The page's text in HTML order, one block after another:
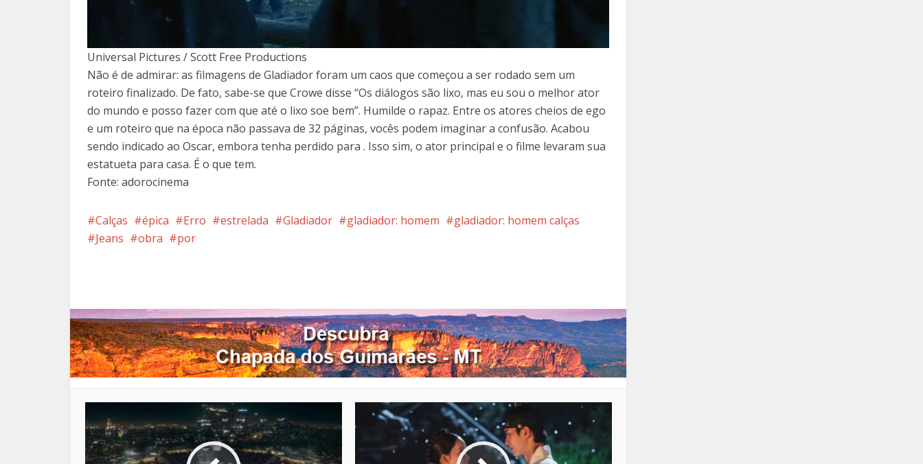
Universal Pictures / Scott Free Productions
Não é de admirar: as filmagens de Gladiador foram um caos que começou a ser rodado sem um
roteiro finalizado. De fato, sabe-se que Crowe disse “Os diálogos são lixo, mas eu sou o melhor ator
do mundo e posso fazer com que até o lixo soe bem”. Humilde o rapaz. Entre os atores cheios de ego
e um roteiro que na época não passava de 32 páginas, vocês podem imaginar a confusão. Acabou
sendo indicado ao Oscar, embora tenha perdido para . Isso sim, o ator principal e o filme levaram sua
estatueta para casa. É o que tem.
Fonte: adorocinema
Calças épica Erro estrelada Gladiador gladiador: homem
gladiador: homem calças
Jeans
obra por